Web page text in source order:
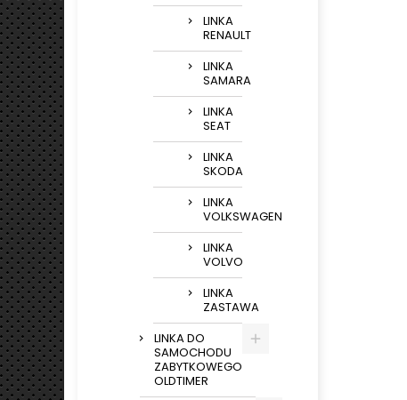
LINKA
RENAULT
LINKA
SAMARA
LINKA
SEAT
LINKA
SKODA
LINKA
VOLKSWAGEN
LINKA
VOLVO
LINKA
ZASTAWA
LINKA DO
SAMOCHODU
ZABYTKOWEGO
OLDTIMER